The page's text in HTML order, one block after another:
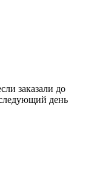
заказали до
день